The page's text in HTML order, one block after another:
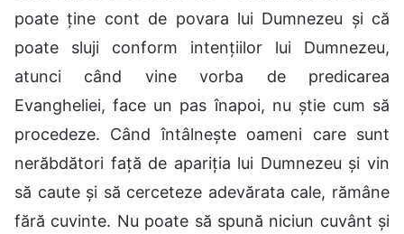
poate ține cont de povara lui Dumnezeu și că
poate sluji conform intențiilor lui Dumnezeu,
atunci când vine vorba de predicarea
Evangheliei, face un pas înapoi, nu știe cum să
procedeze. Când întâlnește oameni care sunt
nerăbdători față de apariția lui Dumnezeu și vin
să caute și să cerceteze adevărata cale, rămâne
fără cuvinte. Nu poate să spună niciun cuvânt și